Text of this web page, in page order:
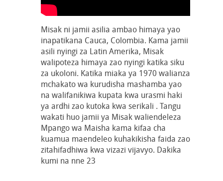
Misak ni jamii asilia ambao himaya yao
inapatikana Cauca, Colombia. Kama jamii
asili nyingi za Latin Amerika, Misak
walipoteza himaya zao nyingi katika siku
za ukoloni. Katika miaka ya 1970 walianza
mchakato wa kurudisha mashamba yao
na walifanikiwa kupata kwa urasmi haki
ya ardhi zao kutoka kwa serikali . Tangu
wakati huo jamii ya Misak waliendeleza
Mpango wa Maisha kama kifaa cha
kuamua maendeleo kuhakikisha faida zao
zitahifadhiwa kwa vizazi vijavyo. Dakika
kumi na nne 23